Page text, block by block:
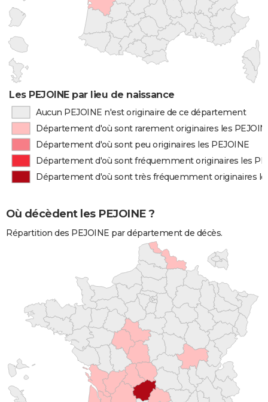
Les PEJOINE par lieu de naissance
Aucun PEJOINE n'est originaire de ce département
Département d'où sont rarement originaires les
Département d'où sont peu originaires les PEJOINE
Département d'où sont fréquemment originaires les
Département d'où sont très fréquemment originaires
Où décèdent les PEJOINE ?
Répartition des PEJOINE par département de décès.